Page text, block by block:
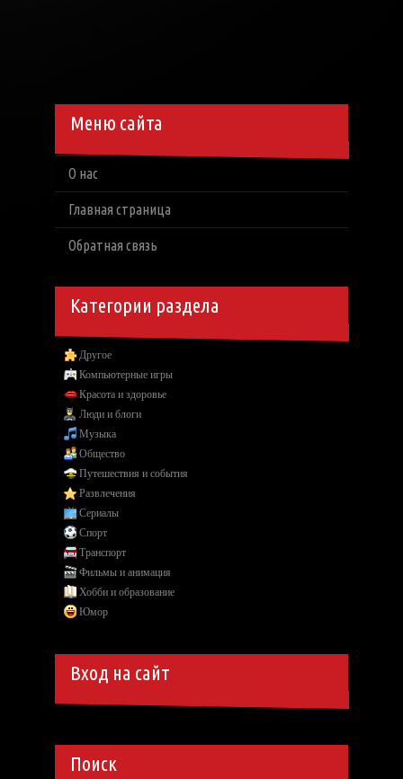
Меню сайта
О нас
Главная страница
Обратная связь
Категории раздела
Другое
Компьютерные игры
Красота и здоровье
Люди и блоги
Музыка
Общество
Путешествия и события
Развлечения
Сериалы
Спорт
Транспорт
Фильмы и анимация
Хобби и образование
Юмор
Вход на сайт
Поиск